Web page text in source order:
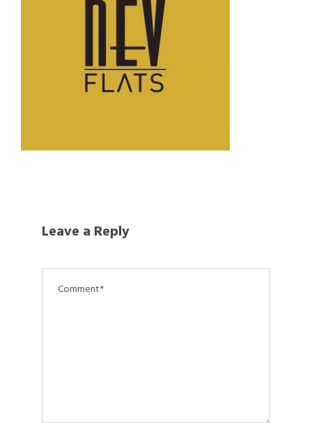
Leave a Reply